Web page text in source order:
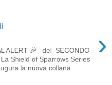
›
ALERT 🎉 del SECONDO
Shield of Sparrows Series
la nuova collana